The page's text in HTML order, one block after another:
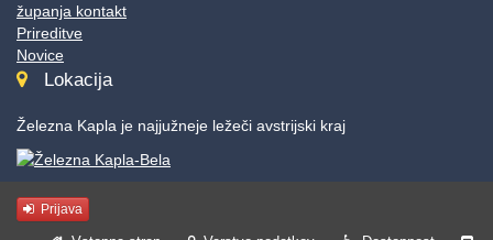
županja kontakt
Prireditve
Novice
Lokacija
Železna Kapla je najjužneje ležeči avstrijski kraj
Prijava